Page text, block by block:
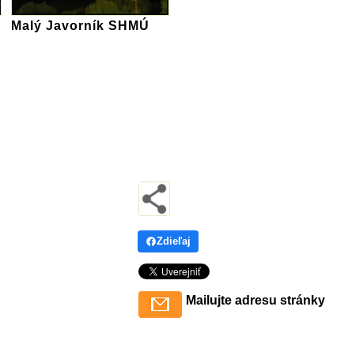
Malý Javorník SHMÚ
Zdieľaj
Mailujte adresu stránky